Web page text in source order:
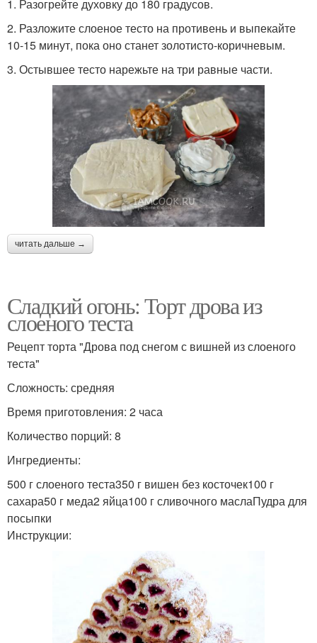
1. Разогрейте духовку до 180 градусов.
2. Разложите слоеное тесто на противень и выпекайте
10-15 минут, пока оно станет золотисто-коричневым.
3. Остывшее тесто нарежьте на три равные части.
читать дальше →
Сладкий огонь: Торт дрова из
слоеного теста
Рецепт торта "Дрова под снегом с вишней из слоеного
теста"
Сложность: средняя
Время приготовления: 2 часа
Количество порций: 8
Ингредиенты:
500 г слоеного теста350 г вишен без косточек100 г
сахара50 г меда2 яйца100 г сливочного маслаПудра для
посыпки
Инструкции: